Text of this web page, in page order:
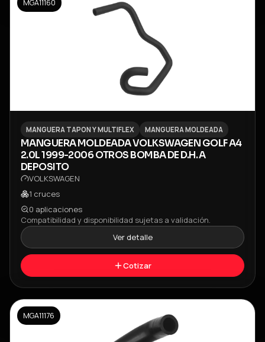
MGA11160
MANGUERA TAPON Y MULTIFLEX MANGUERA MOLDEADA
MANGUERA MOLDEADA VOLKSWAGEN GOLF A4
2.0L 1999-2006 OTROS BOMBA DE D.H. A
DEPOSITO
VOLKSWAGEN
1 cruces
0 aplicaciones
Compatibilidad y disponibilidad sujetas a validación.
Ver detalle
Cotizar
MGA11176